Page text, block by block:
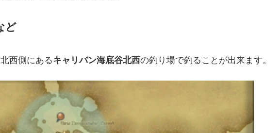
ど
西側にあるキャリバン海底谷北西の釣り場で釣ることが出来ます。